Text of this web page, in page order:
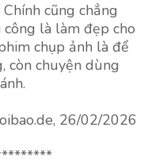
cũng chẳng
là làm đẹp cho
chụp ảnh là để
còn chuyện dùng
26/02/2026